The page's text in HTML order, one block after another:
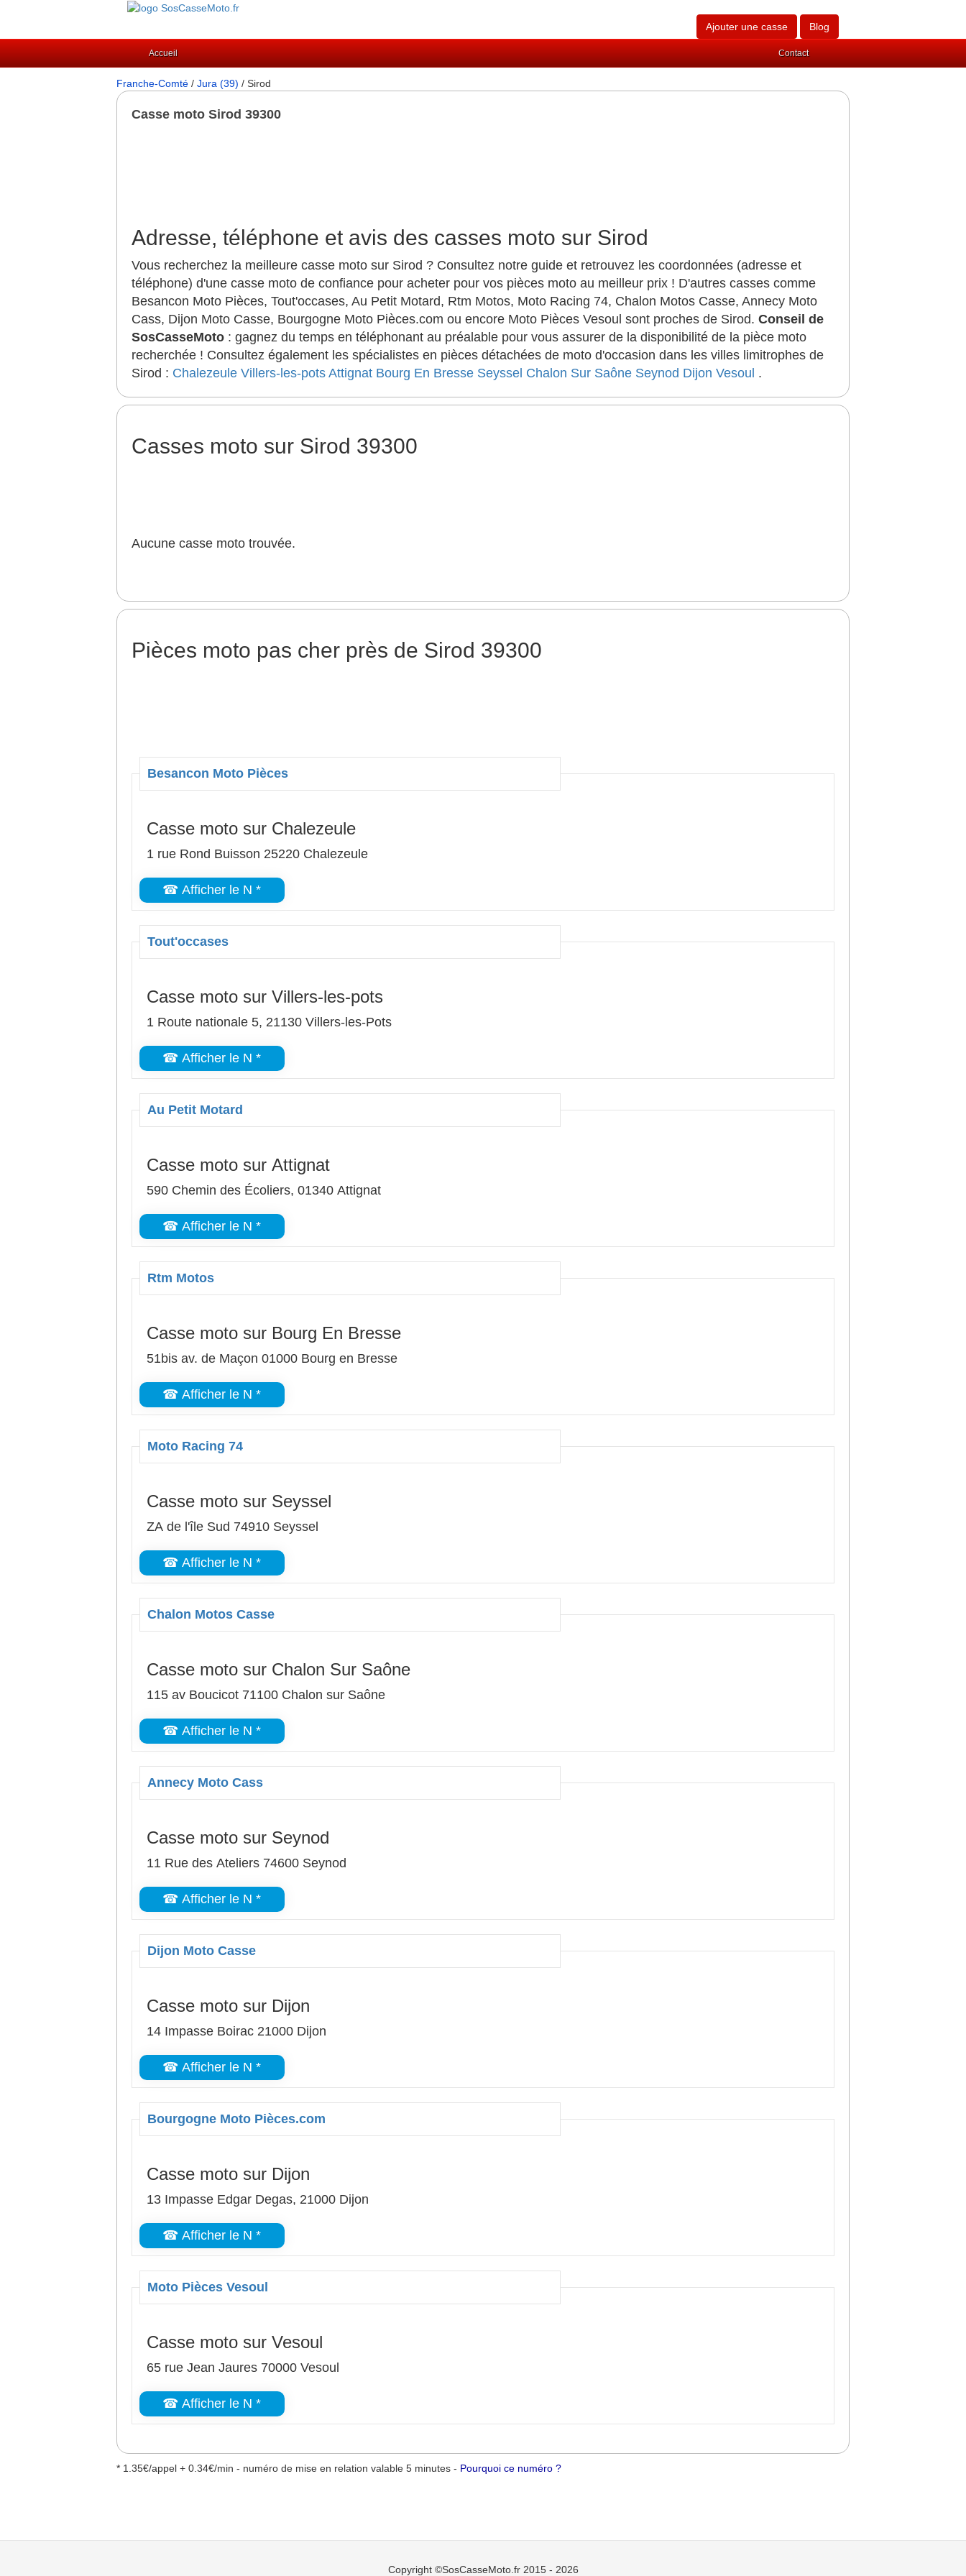
Ajouter une casse Blog
Accueil Contact
Franche-Comté / Jura (39) / Sirod
Casse moto Sirod 39300
Adresse, téléphone et avis des casses moto sur Sirod
Vous recherchez la meilleure casse moto sur Sirod ? Consultez notre guide et retrouvez les coordonnées (adresse et
téléphone) d'une casse moto de confiance pour acheter pour vos pièces moto au meilleur prix ! D'autres casses comme
Besancon Moto Pièces, Tout'occases, Au Petit Motard, Rtm Motos, Moto Racing 74, Chalon Motos Casse, Annecy Moto
Cass, Dijon Moto Casse, Bourgogne Moto Pièces.com ou encore Moto Pièces Vesoul sont proches de Sirod. Conseil de
SosCasseMoto : gagnez du temps en téléphonant au préalable pour vous assurer de la disponibilité de la pièce moto
recherchée ! Consultez également les spécialistes en pièces détachées de moto d'occasion dans les villes limitrophes de
Sirod : Chalezeule Villers-les-pots Attignat Bourg En Bresse Seyssel Chalon Sur Saône Seynod Dijon Vesoul .
Casses moto sur Sirod 39300
Aucune casse moto trouvée.
Pièces moto pas cher près de Sirod 39300
Besancon Moto Pièces
Casse moto sur Chalezeule
1 rue Rond Buisson 25220 Chalezeule
☎ Afficher le N *
Tout'occases
Casse moto sur Villers-les-pots
1 Route nationale 5, 21130 Villers-les-Pots
☎ Afficher le N *
Au Petit Motard
Casse moto sur Attignat
590 Chemin des Écoliers, 01340 Attignat
☎ Afficher le N *
Rtm Motos
Casse moto sur Bourg En Bresse
51bis av. de Maçon 01000 Bourg en Bresse
☎ Afficher le N *
Moto Racing 74
Casse moto sur Seyssel
ZA de l'île Sud 74910 Seyssel
☎ Afficher le N *
Chalon Motos Casse
Casse moto sur Chalon Sur Saône
115 av Boucicot 71100 Chalon sur Saône
☎ Afficher le N *
Annecy Moto Cass
Casse moto sur Seynod
11 Rue des Ateliers 74600 Seynod
☎ Afficher le N *
Dijon Moto Casse
Casse moto sur Dijon
14 Impasse Boirac 21000 Dijon
☎ Afficher le N *
Bourgogne Moto Pièces.com
Casse moto sur Dijon
13 Impasse Edgar Degas, 21000 Dijon
☎ Afficher le N *
Moto Pièces Vesoul
Casse moto sur Vesoul
65 rue Jean Jaures 70000 Vesoul
☎ Afficher le N *
* 1.35€/appel + 0.34€/min - numéro de mise en relation valable 5 minutes - Pourquoi ce numéro ?
Copyright ©SosCasseMoto.fr 2015 - 2026